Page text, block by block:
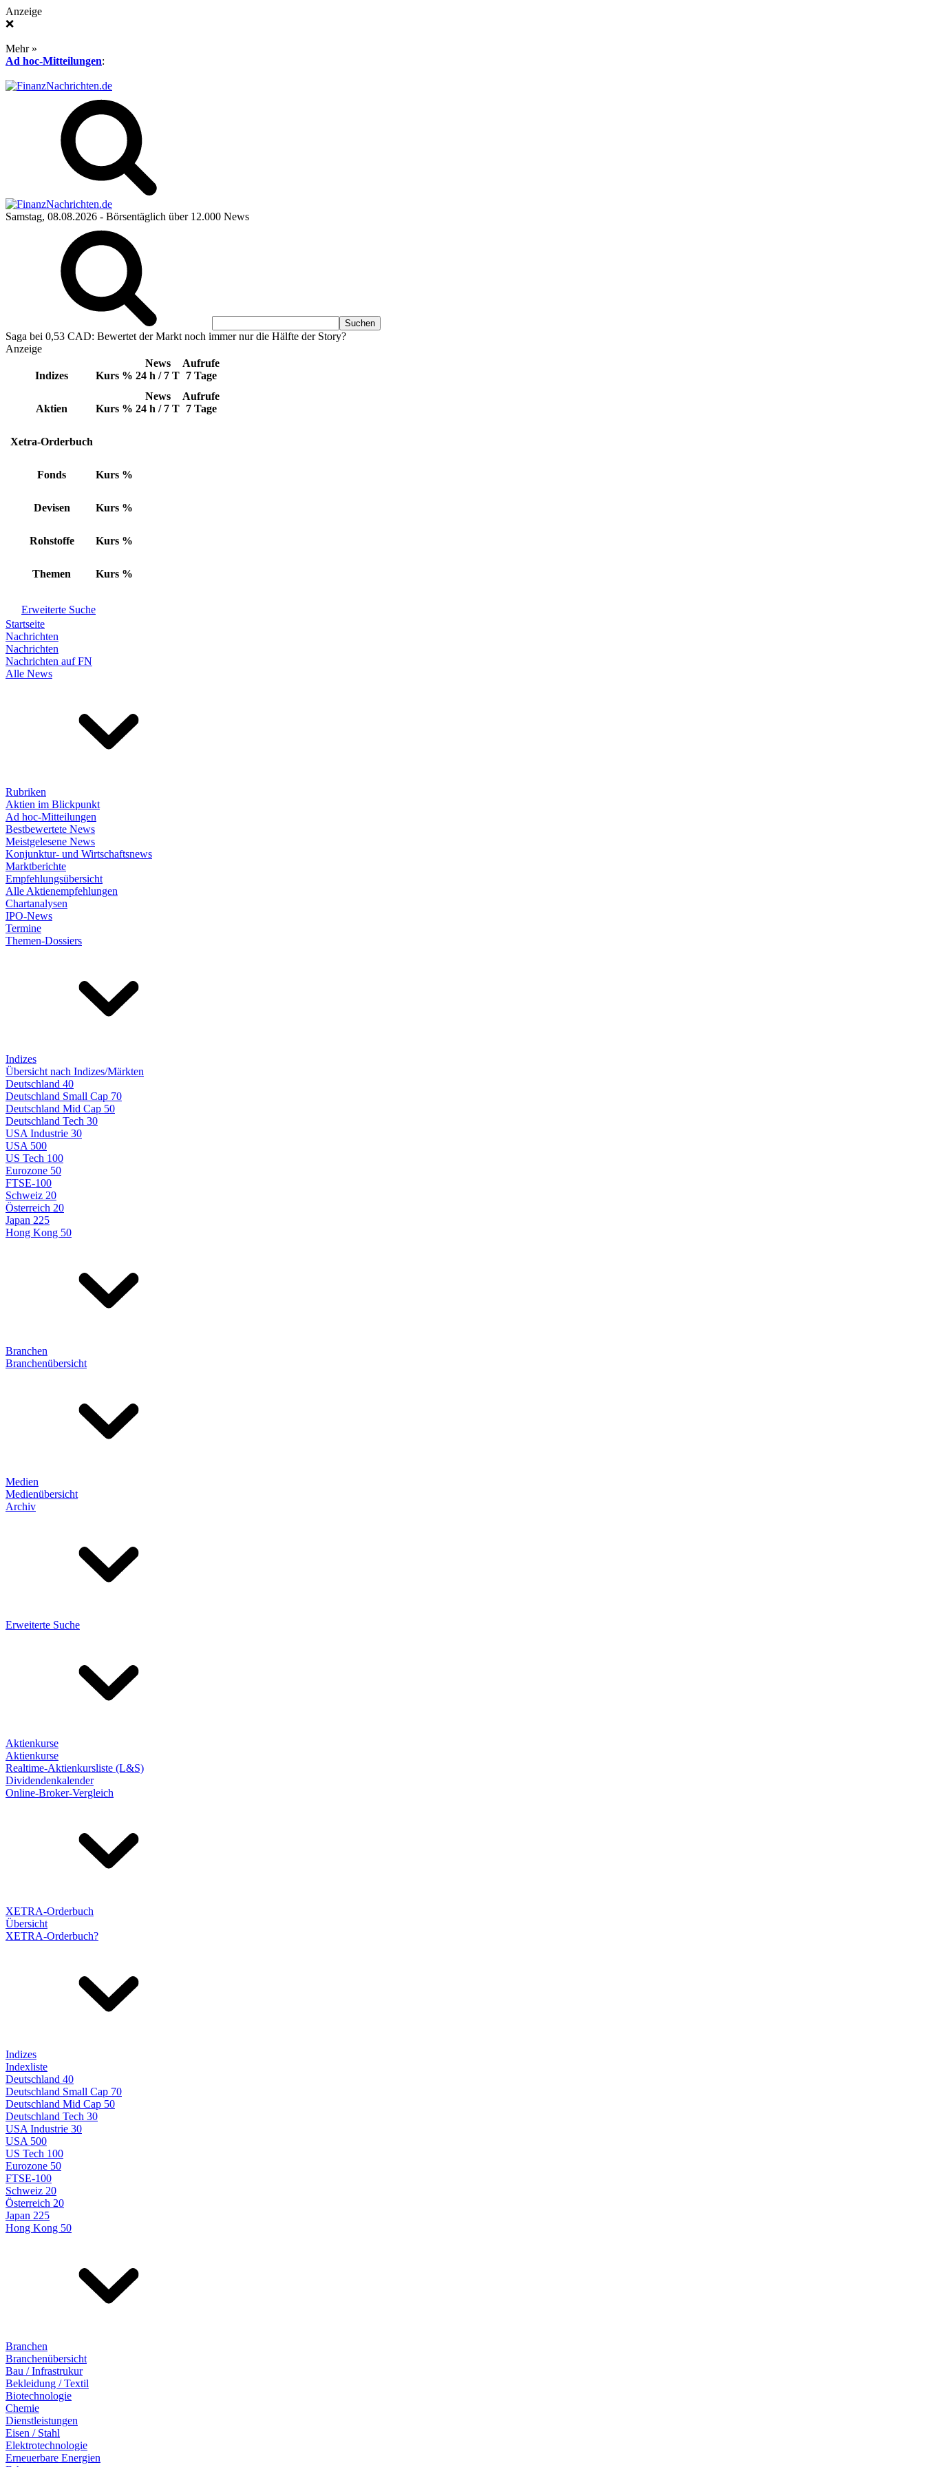
Anzeige
❌
Mehr »
Ad hoc-Mitteilungen:
Samstag, 08.08.2026 - Börsentäglich über 12.000 News
Saga bei 0,53 CAD: Bewertet der Markt noch immer nur die Hälfte der Story?
Anzeige
Indizes Kurs %
News
24 h / 7 T
Aufrufe
7 Tage
Aktien Kurs %
News
24 h / 7 T
Aufrufe
7 Tage
Xetra-Orderbuch
Fonds Kurs %
Devisen Kurs %
Rohstoffe Kurs %
Themen Kurs %
Erweiterte Suche
Startseite
Nachrichten
Nachrichten
Nachrichten auf FN
Alle News
Rubriken
Aktien im Blickpunkt
Ad hoc-Mitteilungen
Bestbewertete News
Meistgelesene News
Konjunktur- und Wirtschaftsnews
Marktberichte
Empfehlungsübersicht
Alle Aktienempfehlungen
Chartanalysen
IPO-News
Termine
Themen-Dossiers
Indizes
Übersicht nach Indizes/Märkten
Deutschland 40
Deutschland Small Cap 70
Deutschland Mid Cap 50
Deutschland Tech 30
USA Industrie 30
USA 500
US Tech 100
Eurozone 50
FTSE-100
Schweiz 20
Österreich 20
Japan 225
Hong Kong 50
Branchen
Branchenübersicht
Medien
Medienübersicht
Archiv
Erweiterte Suche
Aktienkurse
Aktienkurse
Realtime-Aktienkursliste (L&S)
Dividendenkalender
Online-Broker-Vergleich
XETRA-Orderbuch
Übersicht
XETRA-Orderbuch?
Indizes
Indexliste
Deutschland 40
Deutschland Small Cap 70
Deutschland Mid Cap 50
Deutschland Tech 30
USA Industrie 30
USA 500
US Tech 100
Eurozone 50
FTSE-100
Schweiz 20
Österreich 20
Japan 225
Hong Kong 50
Branchen
Branchenübersicht
Bau / Infrastrukur
Bekleidung / Textil
Biotechnologie
Chemie
Dienstleistungen
Eisen / Stahl
Elektrotechnologie
Erneuerbare Energien